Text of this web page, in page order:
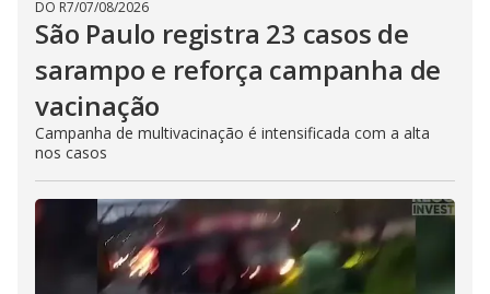
DO R7/07/08/2026
São Paulo registra 23 casos de
sarampo e reforça campanha de
vacinação
Campanha de multivacinação é intensificada com a alta
nos casos